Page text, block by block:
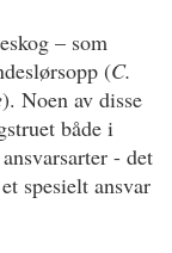
– som
(C.
). Noen av disse
både i
- det
spesielt ansvar